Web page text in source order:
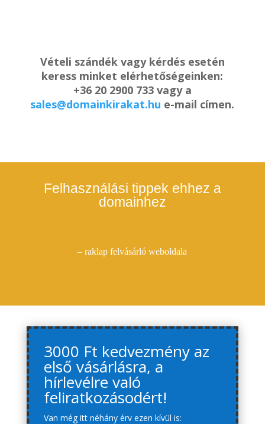
Vételi szándék vagy kérdés esetén
keress minket elérhetőségeinken:
+36 20 2900 733 vagy a
sales@domainkirakat.hu e-mail címen.
Felhasználási tippek ehhez a
domainhez
– raklap felvásárló weboldala
3000 Ft kedvezmény az
első vásárlásra, a
hírlevélre való
feliratkozásodért!
Van még itt néhány érv ezen kívül is: